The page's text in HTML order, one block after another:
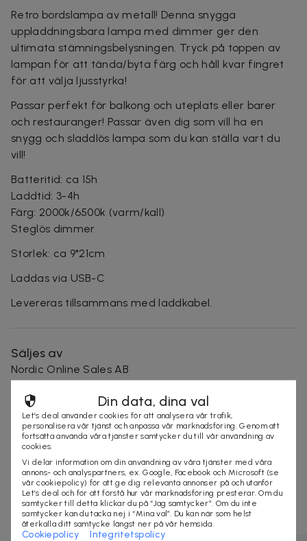
Retro bordslampa av metall! Denna snygga
uppladdningsbara lampa med dimmer ger den
ultimata stämningsbelysningen. Tryck på toppen av
lampan för att tända/byta färg och håll kvar fingret
för att välja ljusstyrka!
Passar perfekt för balkong och uteplats eller barer
och restauranger! Passar även dig som vill ha en
snygg och sladdlös lampa som du kan ställa vart du
vill!
Batteritid: ca 15h
Laddtid: 3-4h
Färg: 2000k/6500k (varm/kall)
Steglös dimmer
Storlek: ca 9*21cm
Laddas via USB-C
Levereras tillsammans med laddkabel.
Säljes av
Nordic Online Sales AB
KÖP
Andra som kollat på dealen ovan tittar även
på
Din data, dina val
Let’s deal använder cookies för att analysera vår trafik,
personalisera vår tjänst och anpassa vår marknadsföring. Genom att
fortsätta använda våra tjänster samtycker du till vår användning av
cookies.
Vi delar information om din användning av våra tjänster med våra
annons- och analyspartners, ex. Google, Facebook och Microsoft (se
vår cookiepolicy) för att ge dig relevanta annonser på och utanför
Let’s deal och för att förstå hur vår marknadsföring presterar. Om du
samtycker till detta klickar du på “Jag samtycker”. Om du inte
samtycker kan du tacka nej i “Mina val”. Du kan när som helst
återkalla ditt samtycke längst ner på vår hemsida.
Cookiepolicy Integritetspolicy